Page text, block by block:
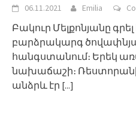
06.11.2021 Emilia
Բակուր Մելքոնյանը
բարձրակարգ ծովափնյա
հանգստանում։ Երեկ
նախաճաշի։ Ռեստորանի
անձրև էր [...]